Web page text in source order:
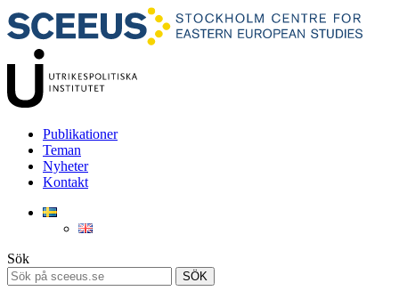
Publikationer
Teman
Nyheter
Kontakt
Sök
SÖK